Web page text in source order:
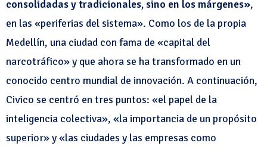
consolidadas y tradicionales, sino en los márgenes»,
en las «periferias del sistema». Como los de la propia
Medellín, una ciudad con fama de «capital del
narcotráfico» y que ahora se ha transformado en un
conocido centro mundial de innovación. A continuación,
Civico se centró en tres puntos: «el papel de la
inteligencia colectiva», «la importancia de un propósito
superior» y «las ciudades y las empresas como